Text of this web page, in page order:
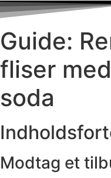
Guide:
fliser
soda
Modtag et